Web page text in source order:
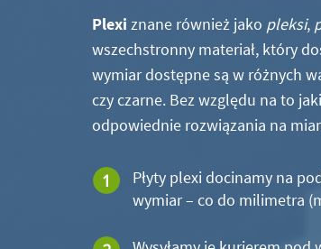
Plexi znane również jako pleksi,
wszechstronny materiał, który
wymiar dostępne są w różnych
czy czarne. Bez względu na to
odpowiednie rozwiązania na
Płyty plexi docinamy na
wymiar – co do milimetra